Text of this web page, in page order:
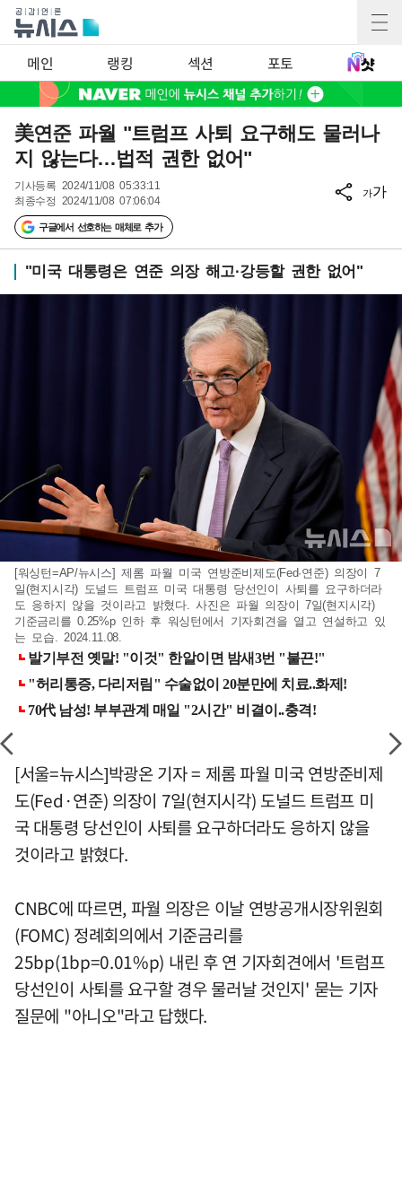
메인 랭킹 섹션 포토
美연준 파월 "트럼프 사퇴 요구해도 물러나
지 않는다…법적 권한 없어"
기사등록 2024/11/08 05:33:11
최종수정 2024/11/08 07:06:04
구글에서 선호하는 매체로 추가
가가
"미국 대통령은 연준 의장 해고·강등할 권한 없어"
[워싱턴=AP/뉴시스] 제롬 파월 미국 연방준비제도(Fed·연준) 의장이 7
일(현지시각) 도널드 트럼프 미국 대통령 당선인이 사퇴를 요구하더라
도 응하지 않을 것이라고 밝혔다. 사진은 파월 의장이 7일(현지시각)
기준금리를 0.25%p 인하 후 워싱턴에서 기자회견을 열고 연설하고 있
는 모습. 2024.11.08.
[서울=뉴시스]박광온 기자 = 제롬 파월 미국 연방준비제
도(Fed·연준) 의장이 7일(현지시각) 도널드 트럼프 미
국 대통령 당선인이 사퇴를 요구하더라도 응하지 않을
것이라고 밝혔다.
CNBC에 따르면, 파월 의장은 이날 연방공개시장위원회
(FOMC) 정례회의에서 기준금리를
25bp(1bp=0.01%p) 내린 후 연 기자회견에서 '트럼프
당선인이 사퇴를 요구할 경우 물러날 것인지' 묻는 기자
질문에 "아니오"라고 답했다.